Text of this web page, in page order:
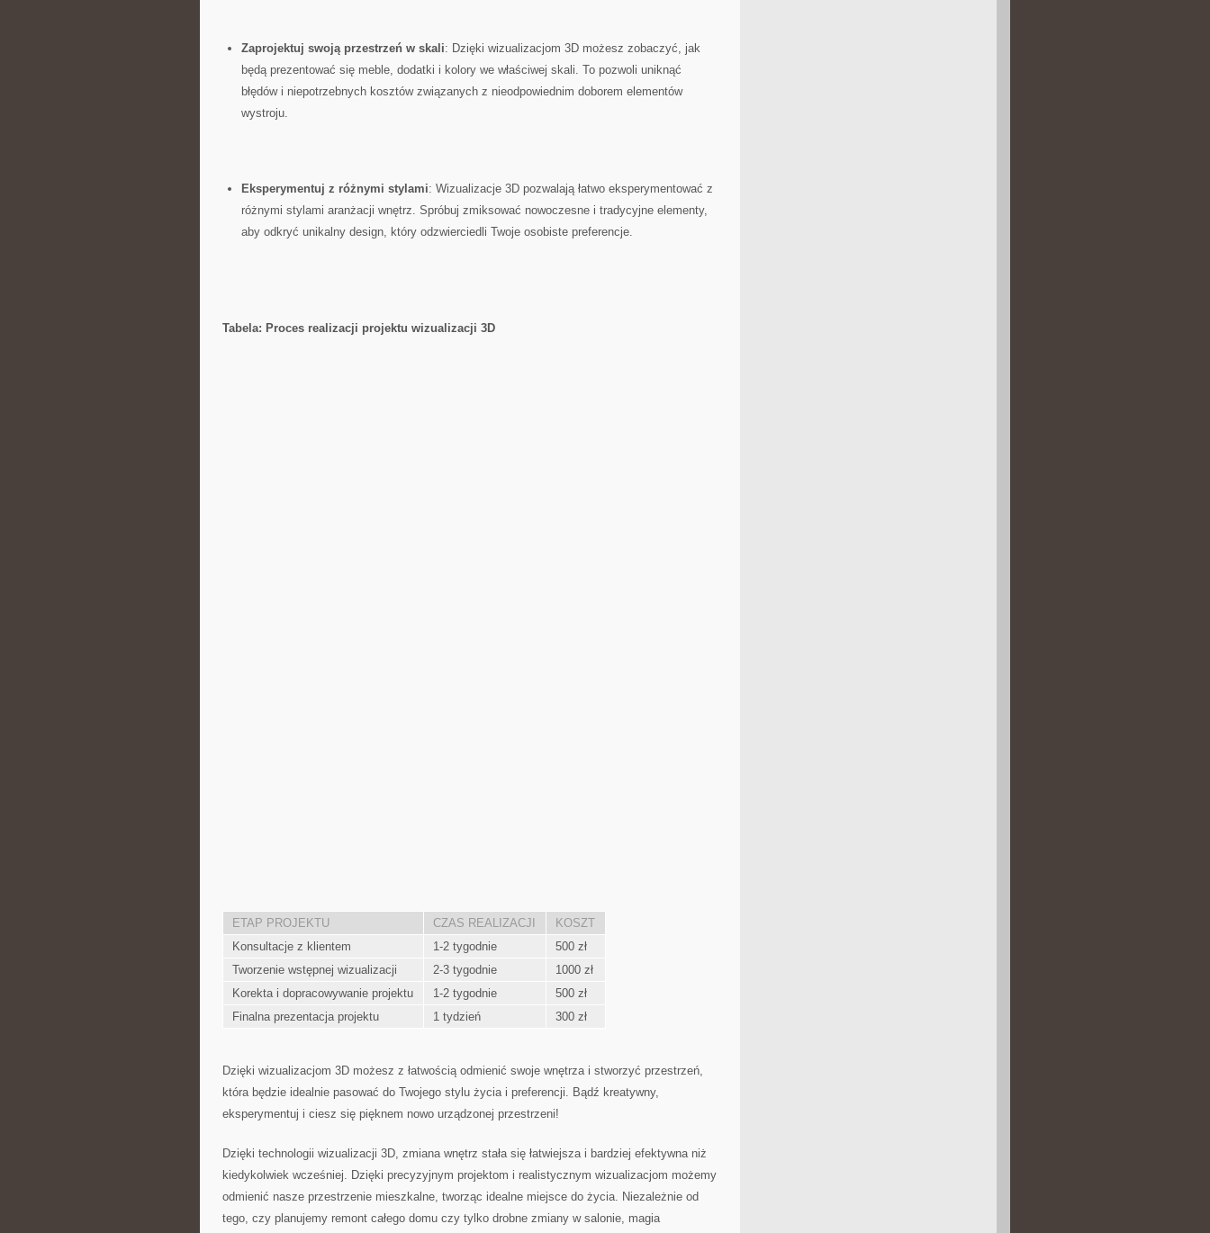
Zaprojektuj‍ swoją przestrzeń w skali: Dzięki wizualizacjom 3D możesz zobaczyć, jak
będą prezentować się meble, ⁣dodatki i kolory we właściwej skali. To‍ pozwoli uniknąć‍
błędów ​i niepotrzebnych kosztów związanych z nieodpowiednim⁣ doborem elementów
wystroju.
Eksperymentuj z różnymi‍ stylami: Wizualizacje 3D pozwalają łatwo eksperymentować z
różnymi stylami aranżacji wnętrz. Spróbuj zmiksować nowoczesne i tradycyjne elementy,
aby odkryć unikalny design, który odzwierciedli Twoje osobiste preferencje.
Tabela: Proces realizacji projektu wizualizacji 3D
ETAP PROJEKTU CZAS REALIZACJI
KOSZT
Konsultacje z klientem
1-2 tygodnie
500 zł
Tworzenie wstępnej⁢ wizualizacji
2-3 tygodnie
1000 zł
Korekta i dopracowywanie projektu
1-2 tygodnie
500 zł
Finalna prezentacja projektu
1 ‌tydzień 300 zł
Dzięki wizualizacjom 3D możesz z łatwością odmienić swoje wnętrza i stworzyć przestrzeń,⁤
która ⁣będzie idealnie pasować do Twojego stylu życia i preferencji. Bądź kreatywny,
eksperymentuj i ciesz ​się pięknem nowo urządzonej przestrzeni!
Dzięki technologii wizualizacji 3D, zmiana wnętrz stała się łatwiejsza i⁤ bardziej efektywna niż
kiedykolwiek ⁢wcześniej. Dzięki precyzyjnym projektom i realistycznym wizualizacjom możemy
odmienić nasze przestrzenie mieszkalne, tworząc idealne⁢ miejsce do⁢ życia. Niezależnie od
tego, czy planujemy remont całego domu czy tylko drobne zmiany‍ w salonie, magia